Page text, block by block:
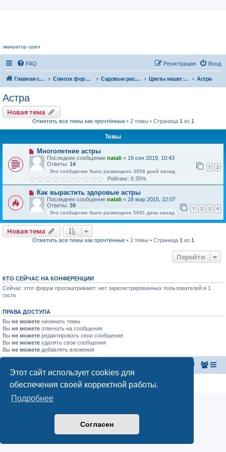
Этот сайт использует cookies для
обеспечения своей корректной работы.
Подробнее
Согласен
эвакуатор орел
FAQ Вход
Регистрация
Главная страница Список форумов Садовые растения Цветы нашего сада Астра
Астра
Новая тема
Отметить все темы как прочтённые• 2 темы • Страница 1 из 1
Темы
Многолетние астры
Последнее сообщение natali « 16 сен 2019, 10:43
Ответы: 14 1 2
Это сообщение было размещено 3958 дней назад
Рейтинг: 0.35%
Как вырастить здоровые астры
Последнее сообщение natali « 28 мар 2015, 22:07
Ответы: 39 1 2 3 4
Это сообщение было размещено 5691 день назад
Новая тема
Отметить все темы как прочтённые• 2 темы • Страница 1 из 1
Перейти
КТО СЕЙЧАС НА КОНФЕРЕНЦИИ
Сейчас этот форум просматривают: нет зарегистрированных пользователей и 1
гость
ПРАВА ДОСТУПА
Вы не можете начинать темы
Вы не можете отвечать на сообщения
Вы не можете редактировать свои сообщения
Вы не можете удалять свои сообщения
Вы не можете добавлять вложения
Конфиденциальность |Правила